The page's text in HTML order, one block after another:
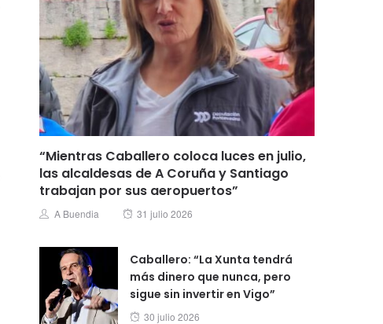
“Mientras Caballero coloca luces en julio,
las alcaldesas de A Coruña y Santiago
trabajan por sus aeropuertos”
Author
A Buendia
Posted
31 julio 2026
Caballero: “La Xunta tendrá
más dinero que nunca, pero
sigue sin invertir en Vigo”
Posted
30 julio 2026